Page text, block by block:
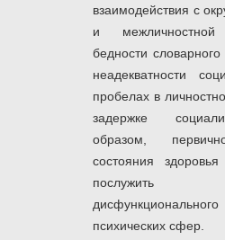
взаимодействия с
и межличностной
бедности
неадекватности
пробелах в
задержке
образом,
состояния
послужить
психических сфер.